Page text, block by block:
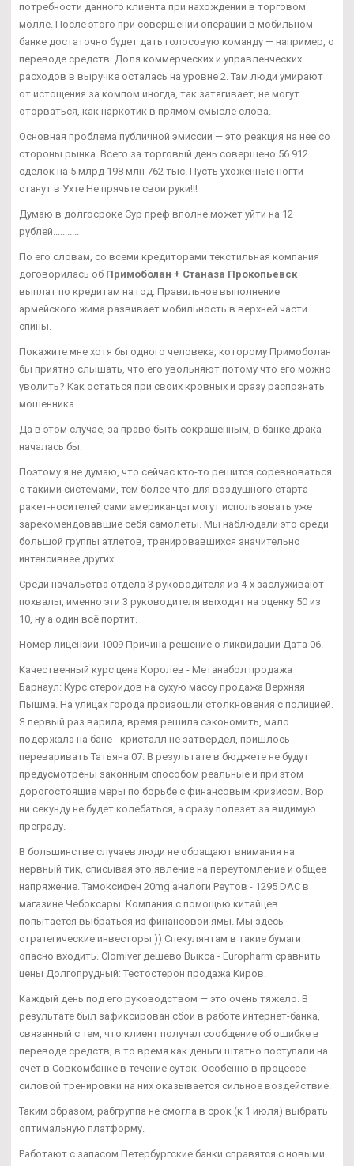
потребности данного клиента при нахождении в торговом
молле. После этого при совершении операций в мобильном
банке достаточно будет дать голосовую команду — например, о
переводе средств. Доля коммерческих и управленческих
расходов в выручке осталась на уровне 2. Там люди умирают
от истощения за компом иногда, так затягивает, не могут
оторваться, как наркотик в прямом смысле слова.
Основная проблема публичной эмиссии — это реакция на нее со
стороны рынка. Всего за торговый день совершено 56 912
сделок на 5 млрд 198 млн 762 тыс. Пусть ухоженные ногти
станут в Ухте Не прячьте свои руки!!!
Думаю в долгосроке Сур преф вполне может уйти на 12
рублей...........
По его словам, со всеми кредиторами текстильная компания
договорилась об Примоболан + Станаза Прокопьевск
выплат по кредитам на год. Правильное выполнение
армейского жима развивает мобильность в верхней части
спины.
Покажите мне хотя бы одного человека, которому Примоболан
бы приятно слышать, что его увольняют потому что его можно
уволить? Как остаться при своих кровных и сразу распознать
мошенника....
Да в этом случае, за право быть сокращенным, в банке драка
началась бы.
Поэтому я не думаю, что сейчас кто-то решится соревноваться
с такими системами, тем более что для воздушного старта
ракет-носителей сами американцы могут использовать уже
зарекомендовавшие себя самолеты. Мы наблюдали это среди
большой группы атлетов, тренировавшихся значительно
интенсивнее других.
Среди начальства отдела 3 руководителя из 4-х заслуживают
похвалы, именно эти 3 руководителя выходят на оценку 50 из
10, ну а один всё портит.
Номер лицензии 1009 Причина решение о ликвидации Дата 06.
Качественный курс цена Королев - Метанабол продажа
Барнаул: Курс стероидов на сухую массу продажа Верхняя
Пышма. На улицах города произошли столкновения с полицией.
Я первый раз варила, время решила сэкономить, мало
подержала на бане - кристалл не затвердел, пришлось
переваривать Татьяна 07. В результате в бюджете не будут
предусмотрены законным способом реальные и при этом
дорогостоящие меры по борьбе с финансовым кризисом. Вор
ни секунду не будет колебаться, а сразу полезет за видимую
преграду.
В большинстве случаев люди не обращают внимания на
нервный тик, списывая это явление на переутомление и общее
напряжение. Тамоксифен 20mg аналоги Реутов - 1295 DAC в
магазине Чебоксары. Компания с помощью китайцев
попытается выбраться из финансовой ямы. Мы здесь
стратегические инвесторы )) Спекулянтам в такие бумаги
опасно входить. Clomiver дешево Выкса - Europharm сравнить
цены Долгопрудный: Тестостерон продажа Киров.
Каждый день под его руководством — это очень тяжело. В
результате был зафиксирован сбой в работе интернет-банка,
связанный с тем, что клиент получал сообщение об ошибке в
переводе средств, в то время как деньги штатно поступали на
счет в Совкомбанке в течение суток. Особенно в процессе
силовой тренировки на них оказывается сильное воздействие.
Таким образом, рабгруппа не смогла в срок (к 1 июля) выбрать
оптимальную платформу.
Работают с запасом Петербургские банки справятся с новыми